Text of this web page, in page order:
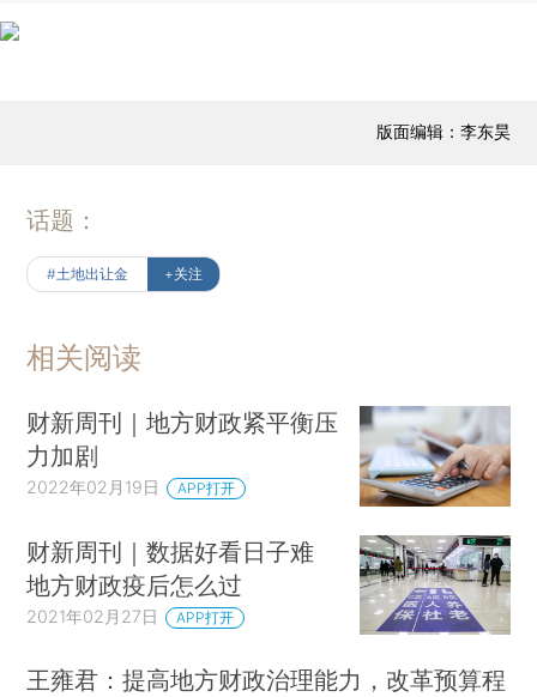
版面编辑：李东昊
话题：
#土地出让金 +关注
相关阅读
财新周刊｜地方财政紧平衡压
力加剧
2022年02月19日 APP打开
财新周刊｜数据好看日子难
地方财政疫后怎么过
2021年02月27日 APP打开
王雍君：提高地方财政治理能力，改革预算程